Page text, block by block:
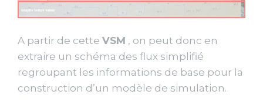
A partir de cette VSM , on peut donc en
extraire un schéma des flux simplifié
regroupant les informations de base pour la
construction d’un modèle de simulation.